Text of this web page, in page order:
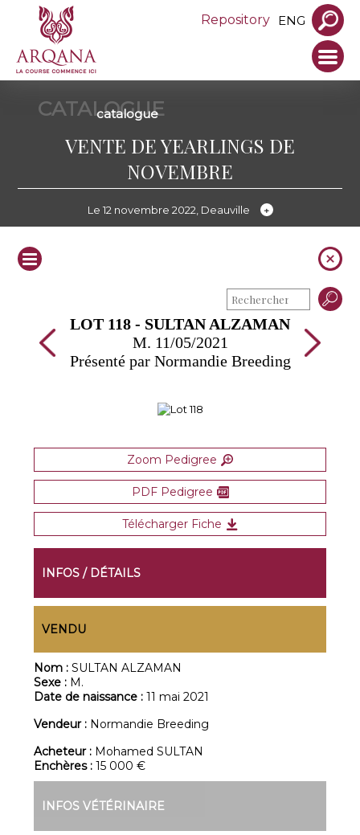
Repository ENG
CATALOGUE
catalogue
VENTE DE YEARLINGS DE
NOVEMBRE
Le 12 novembre 2022, Deauville
LOT 118 - SULTAN ALZAMAN
M. 11/05/2021
Présenté par Normandie Breeding
Zoom Pedigree
PDF Pedigree
Télécharger Fiche
INFOS / DÉTAILS
VENDU
Nom :SULTAN ALZAMAN
Sexe : M.
Date de naissance :11 mai 2021
Vendeur : Normandie Breeding
Acheteur : Mohamed SULTAN
Enchères :15 000 €
INFOS VÉTÉRINAIRE